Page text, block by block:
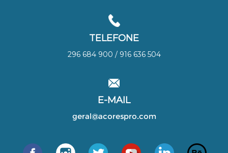
TELEFONE
296 684 900 / 916 636 504
E-MAIL